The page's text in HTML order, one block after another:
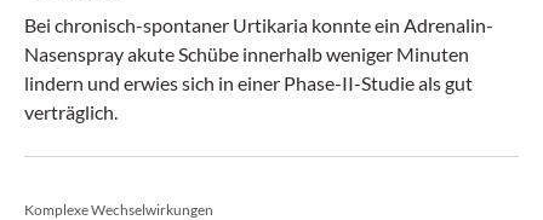
Bei chronisch-spontaner Urtikaria konnte ein Adrenalin-
Nasenspray akute Schübe innerhalb weniger Minuten
lindern und erwies sich in einer Phase-II-Studie als gut
verträglich.
Komplexe Wechselwirkungen